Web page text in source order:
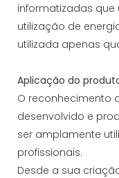
informatizadas que
utilização de
utilizada apenas
Aplicação do
O reconhecimento
desenvolvido e
ser amplamente
profissionais.
Desde a sua